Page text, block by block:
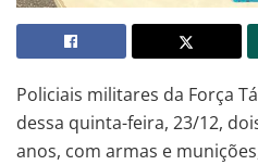
Policiais militares da Força
dessa quinta-feira, 23/12,
anos, com armas e